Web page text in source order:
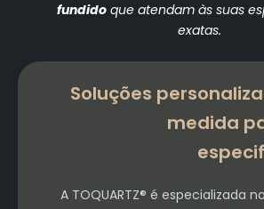
fundidoque atendam às suas
exatas.
Soluções
medida
A TOQUARTZ® é especializada